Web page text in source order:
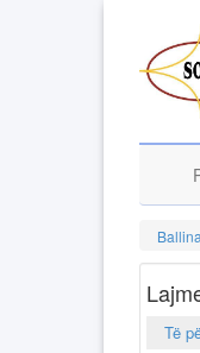
Ballina
Të